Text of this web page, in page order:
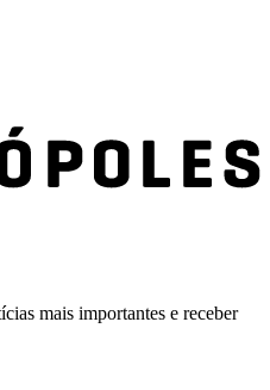
mais importantes e receber